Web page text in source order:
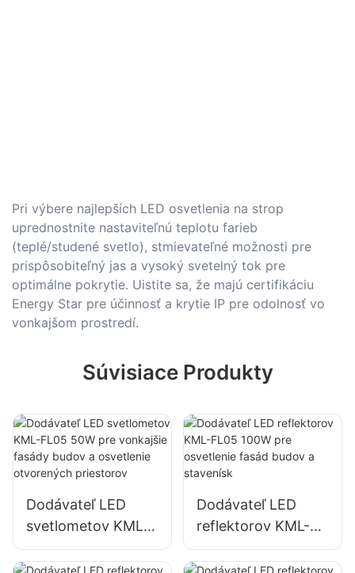
Pri výbere najlepších LED osvetlenia na strop
uprednostnite nastaviteľnú teplotu farieb
(teplé/studené svetlo), stmievateľné možnosti pre
prispôsobiteľný jas a vysoký svetelný tok pre
optimálne pokrytie. Uistite sa, že majú certifikáciu
Energy Star pre účinnosť a krytie IP pre odolnosť vo
vonkajšom prostredí.
Súvisiace Produkty
Dodávateľ LED
svetlometov KML-
FL05 50W pre
vonkajšie fasády
Dodávateľ LED
reflektorov KML-
FL05 100W pre
osvetlenie fasád